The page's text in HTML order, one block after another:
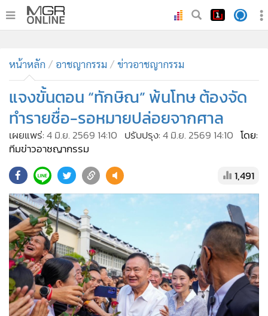
• ทันเหตุการณ์
• ภาคใต้
• ภูมิภาค
• Online Section
• บันเทิง
• ผู้จัดการรายวัน
• คอลัมนิสต์
• ละคร
• CbizReview
• Cyber BIZ
• ผู้จัดกวน
• Good health & Well-being
• Green Innovation & SD
• Management & HR
หน้าหลัก อาชญากรรม ข่าวอาชญากรรม
แจงขั้นตอน “ทักษิณ” พ้นโทษ ต้องจัด
ทำรายชื่อ-รอหมายปล่อยจากศาล
เผยแพร่:4 มิ.ย. 2569 14:10 ปรับปรุง:4 มิ.ย. 2569 14:10 โดย:
ทีมข่าวอาชญากรรม
1,491